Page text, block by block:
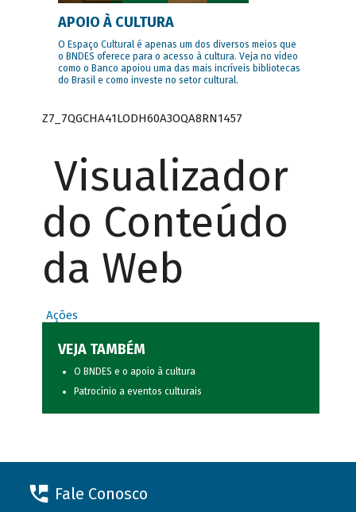
APOIO À CULTURA
O Espaço Cultural é apenas um dos diversos meios que
o BNDES oferece para o acesso à cultura. Veja no vídeo
como o Banco apoiou uma das mais incríveis bibliotecas
do Brasil e como investe no setor cultural.
Z7_7QGCHA41LODH60A3OQA8RN1457
Visualizador
do Conteúdo
da Web
Ações
VEJA TAMBÉM
O BNDES e o apoio à cultura
Patrocínio a eventos culturais
Fale Conosco